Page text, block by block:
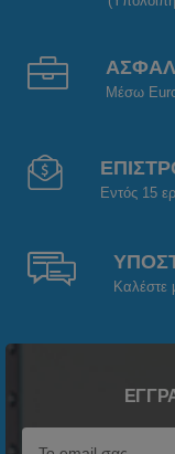
Μέσω
Εντός 15
Καλέστε